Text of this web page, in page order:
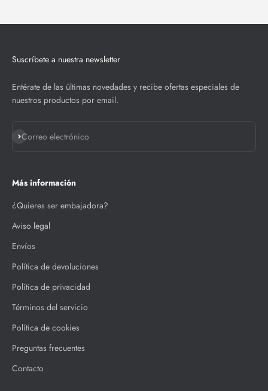
Suscríbete a nuestra newsletter
Entérate de las últimas novedades y recibe ofertas especiales de
nuestros productos por email.
Correo electrónico
Suscribirse
Más información
¿Quieres ser embajadora?
Aviso legal
Envíos
Política de devoluciones
Política de privacidad
Términos del servicio
Política de cookies
Preguntas frecuentes
Contacto